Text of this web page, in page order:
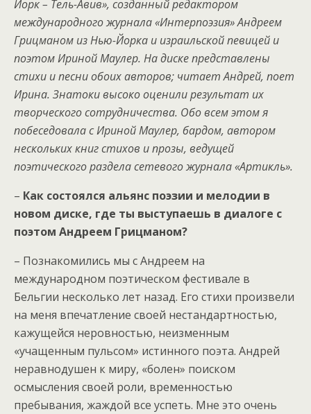
Йорк – Тель-Авив», созданный редактором
международного журнала «Интерпоэзия» Андреем
Грицманом из Нью-Йорка и израильской певицей и
поэтом Ириной Маулер. На диске представлены
стихи и песни обоих авторов; читает Андрей, поет
Ирина. Знатоки высоко оценили результат их
творческого сотрудничества. Обо всем этом я
побеседовала с Ириной Маулер, бардом, автором
нескольких книг стихов и прозы, ведущей
поэтического раздела сетевого журнала «Артикль».
– Как состоялся альянс поэзии и мелодии в
новом диске, где ты выступаешь в диалоге с
поэтом Андреем Грицманом?
– Познакомились мы с Андреем на
международном поэтическом фестивале в
Бельгии несколько лет назад. Его стихи произвели
на меня впечатление своей нестандартностью,
кажущейся неровностью, неизменным
«учащенным пульсом» истинного поэта. Андрей
неравнодушен к миру, «болен» поиском
осмысления своей роли, временностью
пребывания, жаждой все успеть. Мне это очень